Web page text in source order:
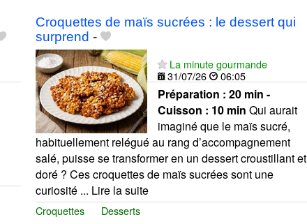
Croquettes de maïs sucrées : le dessert qui
surprend -
La minute gourmande
31/07/26
06:05
Préparation : 20 min -
Cuisson : 10 min Qui aurait
imaginé que le maïs sucré,
habituellement relégué au rang d’accompagnement
salé, puisse se transformer en un dessert croustillant et
doré ? Ces croquettes de maïs sucrées sont une
curiosité ... Lire la suite
Croquettes Desserts